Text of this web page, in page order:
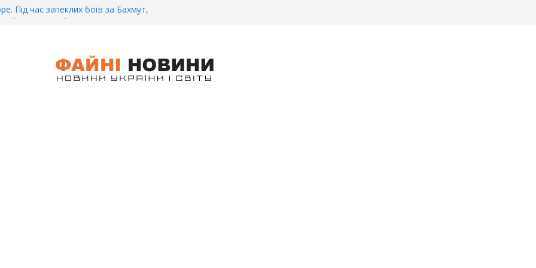
Під час запеклих боїв за Бахмут,
всім батальйону. Те, що він
волосся стає дибки…
щодо збиття